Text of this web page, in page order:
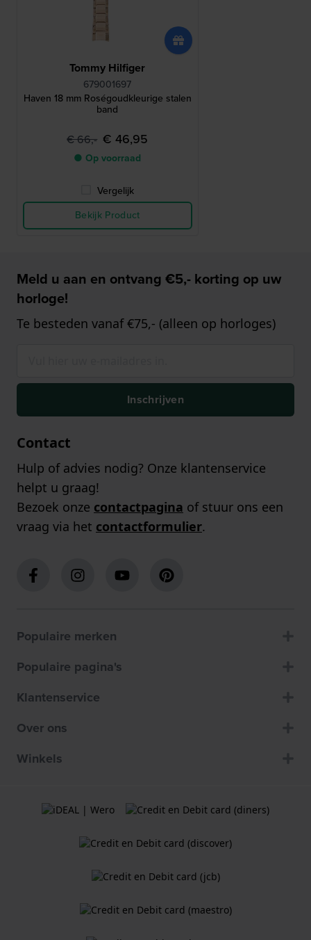
Tommy Hilfiger
679001697
Haven 18 mm Roségoudkleurige stalen
band
€ 66,- € 46,95
● Op voorraad
Vergelijk
Bekijk Product
Meld u aan en ontvang €5,- korting op uw
horloge!
Te besteden vanaf €75,- (alleen op horloges)
Inschrijven
Contact
Hulp of advies nodig? Onze klantenservice
helpt u graag!
Bezoek onze contactpagina of stuur ons een
vraag via het contactformulier.
Populaire merken
Populaire pagina's
Klantenservice
Over ons
Winkels